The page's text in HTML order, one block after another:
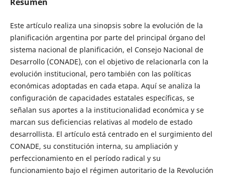
Este artículo realiza una sinopsis sobre la evolución de la
planificación argentina por parte del principal órgano del
sistema nacional de planificación, el Consejo Nacional de
Desarrollo (CONADE), con el objetivo de relacionarla con la
evolución institucional, pero también con las políticas
económicas adoptadas en cada etapa. Aquí se analiza la
configuración de capacidades estatales específicas, se
señalan sus aportes a la institucionalidad económica y se
marcan sus deficiencias relativas al modelo de estado
desarrollista. El artículo está centrado en el surgimiento del
CONADE, su constitución interna, su ampliación y
perfeccionamiento en el período radical y su
funcionamiento bajo el régimen autoritario de la Revolución